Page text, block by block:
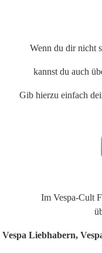
Wenn du dir nicht
kannst du auch
Gib hierzu einfach
Im Vespa-Cult
Vespa Liebhabern,